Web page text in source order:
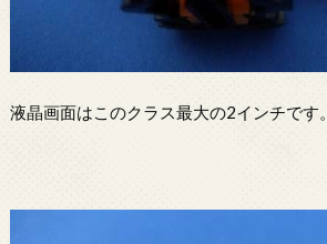
液晶画面はこのクラス最大の2インチです。